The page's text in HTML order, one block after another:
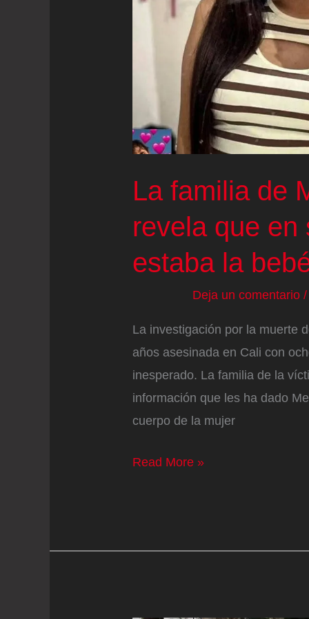
“Corresponderían
hija
de
Camila
La familia de
revela que en
estaba la
Deja un comentario /
La investigación por la muerte
años asesinada en Cali con
inesperado. La familia de la
información que les ha dado
cuerpo de la mujer
La
Camila
Read More »